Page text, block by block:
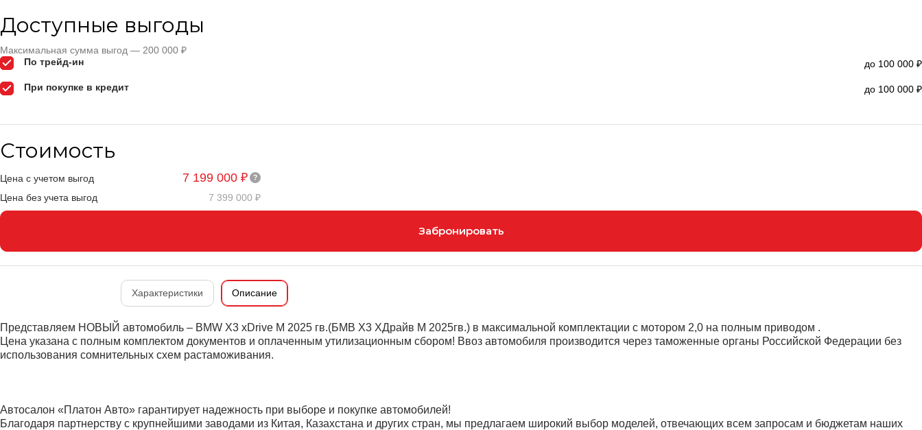
Доступные выгоды
Максимальная сумма выгод — 200 000 ₽
По трейд-ин
до 100 000 ₽
При покупке в кредит до 100 000 ₽
Стоимость
Цена с учетом выгод 7 199 000 ₽
Цена без учета выгод 7 399 000 ₽
Забронировать
Характеристики Описание
Представляем НОВЫЙ автомобиль – BMW X3 xDrive M 2025 гв.(БМВ Х3 ХДрайв М 2025гв.) в максимальной комплектации с мотором 2,0 на полным приводом .
Цена указана c полным комплектом документов и оплаченным утилизационным сбором! Ввоз автомобиля производится через таможенные органы Российской Федерации без
использования сомнительных схем растаможивания.
Автосалон «Платон Авто» гарантирует надежность при выборе и покупке автомобилей!
Благодаря партнерству с крупнейшими заводами из Китая, Казахстана и других стран, мы предлагаем широкий выбор моделей, отвечающих всем запросам и бюджетам наших